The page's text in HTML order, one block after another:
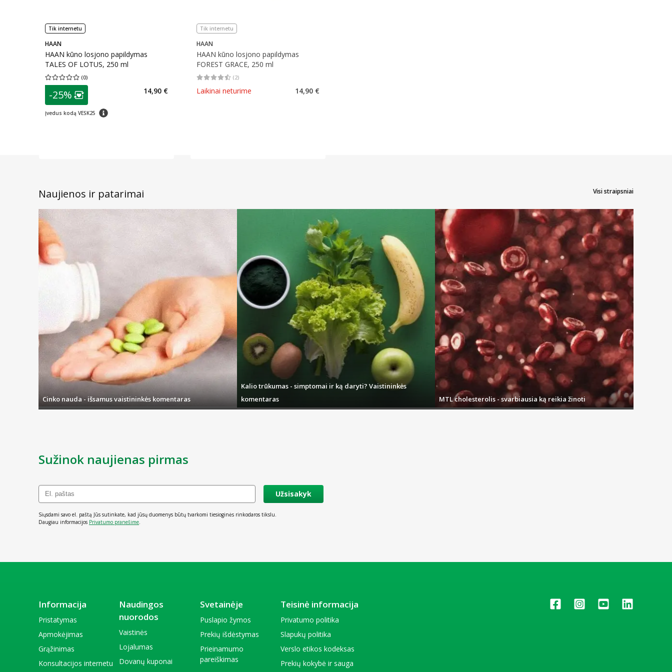
Tik internetu
HAAN
HAAN kūno losjono papildymas
TALES OF LOTUS, 250 ml
(0)
Vidutinis įvertinimas 0.00
patarimas
Lojalumo klubo narių nuolaida
-25%
Įvedus kodą VESK25 patarimas
14,90 €
Tik internetu
HAAN
HAAN kūno losjono papildymas
FOREST GRACE, 250 ml
(2)
Vidutinis įvertinimas 4.50
Laikinai neturime 14,90 €
Naujienos ir patarimai Visi straipsniai
Cinko nauda - išsamus vaistininkės komentaras
Kalio trūkumas - simptomai ir ką daryti? Vaistininkės
komentaras
MTL cholesterolis - svarbiausia ką reikia žinoti
Sužinok naujienas pirmas
Užsisakyk
Siųsdami savo el. paštą Jūs sutinkate, kad jūsų duomenys būtų tvarkomi tiesioginės rinkodaros tikslu.
Daugiau informacijos Privatumo pranešime
Informacija
Pristatymas
Apmokėjimas
Grąžinimas
Konsultacijos internetu
Naudingos
nuorodos
Vaistinės
Lojalumas
Dovanų kuponai
Svetainėje
Puslapio žymos
Prekių išdėstymas
Prieinamumo
pareiškimas
Teisinė informacija
Privatumo politika
Slapukų politika
Verslo etikos kodeksas
Prekių kokybė ir sauga